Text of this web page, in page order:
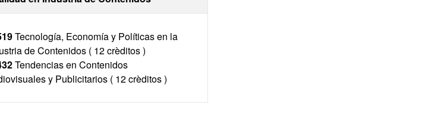
Tecnología, Economía y Políticas en la
de Contenidos ( 12 crèditos )
Tendencias en Contenidos
y Publicitarios ( 12 crèditos )